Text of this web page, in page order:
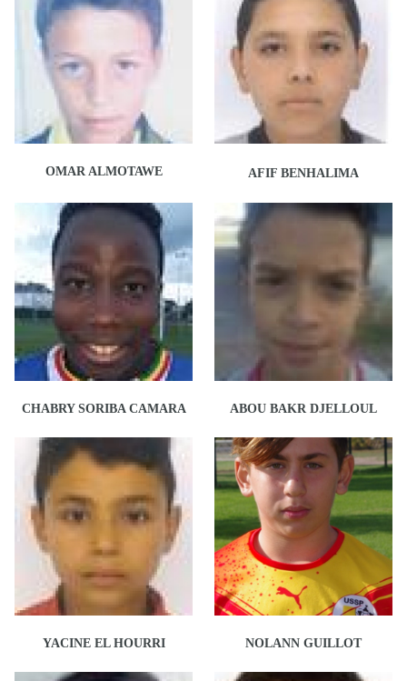
OMAR ALMOTAWE AFIF BENHALIMA
CHABRY SORIBA CAMARA ABOU BAKR DJELLOUL
YACINE EL HOURRI NOLANN GUILLOT